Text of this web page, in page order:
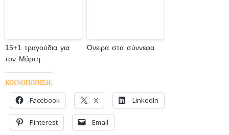
15+1 τραγούδια για
τον Μάρτη
Όνειρα στα σύννεφα
ΚΟΙΝΟΠΟΙΗΣΗ:
Facebook X LinkedIn
Pinterest Email